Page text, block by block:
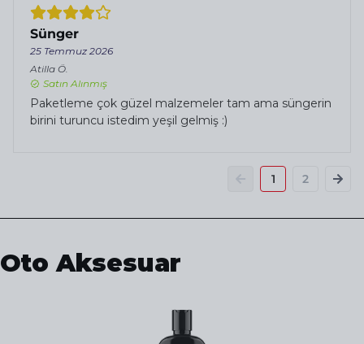
Sünger
25 Temmuz 2026
Atilla Ö.
Satın Alınmış
Paketleme çok güzel malzemeler tam ama süngerin
birini turuncu istedim yeşil gelmiş :)
1 2
Oto Aksesuar